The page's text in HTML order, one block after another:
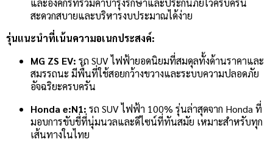
และองค์กรที่รวมค่าบำรุงรักษาและประกันภัยไว้ครบครัน
สะดวกสบายและบริหารงบประมาณได้ง่าย
รุ่นแนะนำที่เน้นความอเนกประสงค์:
MG ZS EV: รถ SUV ไฟฟ้ายอดนิยมที่สมดุลทั้งด้านราคาและ
สมรรถนะ มีพื้นที่ใช้สอยกว้างขวางและระบบความปลอดภัย
อัจฉริยะครบครัน
Honda e:N1: รถ SUV ไฟฟ้า 100% รุ่นล่าสุดจาก Honda ที่
มอบการขับขี่ที่นุ่มนวลและดีไซน์ที่ทันสมัย เหมาะสำหรับทุก
เส้นทางในไทย